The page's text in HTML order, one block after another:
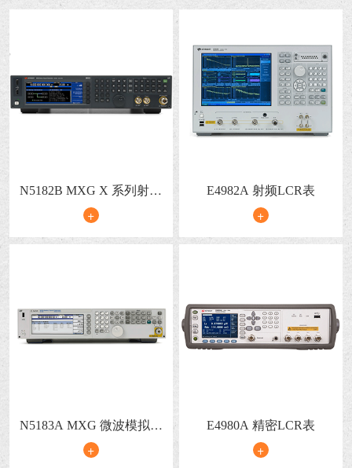
N5182B MXG X 系列射频
矢量信号发生器
+
E4982A 射频LCR表
+
N5183A MXG 微波模拟信
号发生器
+
E4980A 精密LCR表
+